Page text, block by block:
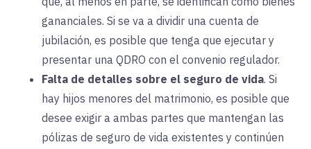
gananciales. Si se va a dividir una cuenta de
jubilación, es posible que tenga que ejecutar y
presentar una QDRO con el convenio regulador.
Falta de detalles sobre el seguro de vida. Si
hay hijos menores del matrimonio, es posible que
desee exigir a ambas partes que mantengan las
pólizas de seguro de vida existentes y continúen